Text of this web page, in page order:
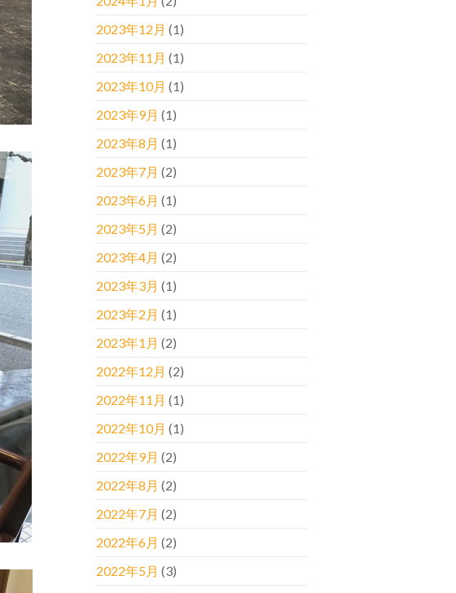
2023年12月 (1)
2023年11月 (1)
2023年10月 (1)
2023年9月 (1)
2023年8月 (1)
2023年7月 (2)
2023年6月 (1)
2023年5月 (2)
2023年4月 (2)
2023年3月 (1)
2023年2月 (1)
2023年1月 (2)
2022年12月 (2)
2022年11月 (1)
2022年10月 (1)
2022年9月 (2)
2022年8月 (2)
2022年7月 (2)
2022年6月 (2)
2022年5月 (3)